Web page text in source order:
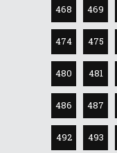
468 469
474 475
480 481
486 487
492 493